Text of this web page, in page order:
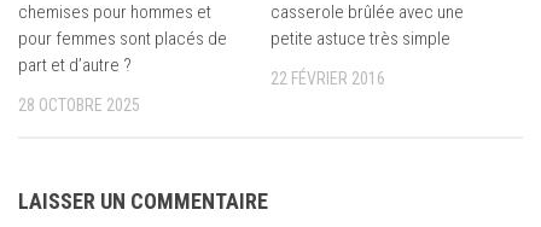
chemises pour hommes et
pour femmes sont placés de
part et d’autre ?
28 OCTOBRE 2025
casserole brûlée avec une
petite astuce très simple
22 FÉVRIER 2016
LAISSER UN COMMENTAIRE